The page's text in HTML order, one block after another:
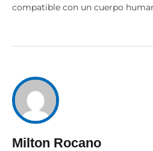
compatible con un cuerpo
Milton Rocano